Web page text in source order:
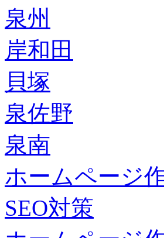
泉州
岸和田
貝塚
泉佐野
泉南
ホームページ
SEO対策